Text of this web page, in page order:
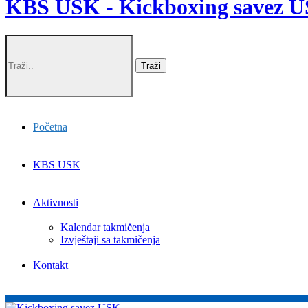
KBS USK - Kickboxing savez
Početna
KBS USK
Aktivnosti
Kalendar takmičenja
Izvještaji sa takmičenja
Kontakt